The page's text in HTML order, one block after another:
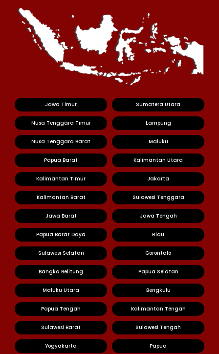
Jawa Timur Sumatera Utara
Nusa Tenggara Timur Lampung
Nusa Tenggara Barat Maluku
Papua Barat Kalimantan Utara
Kalimantan Timur Jakarta
Kalimantan Barat Sulawesi Tenggara
Jawa Barat Jawa Tengah
Papua Barat Daya Riau
Sulawesi Selatan Gorontalo
Bangka Belitung Papua Selatan
Maluku Utara Bengkulu
Papua Tengah Kalimantan Tengah
Sulawesi Barat Sulawesi Tengah
Yogyakarta Papua